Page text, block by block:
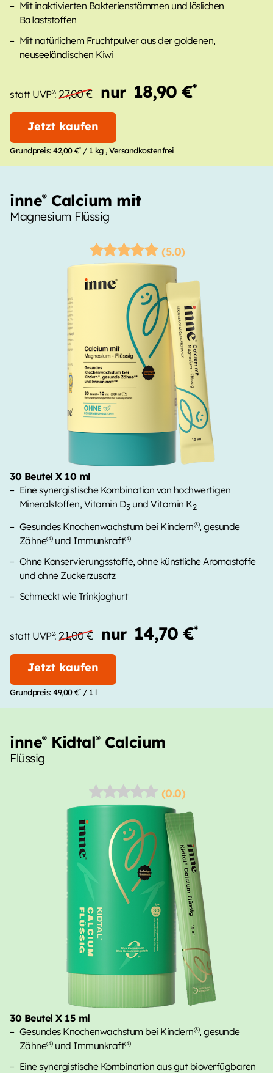
Mit inaktivierten Bakterienstämmen und löslichen
Ballaststoffen
Mit natürlichem Fruchtpulver aus der goldenen,
neuseeländischen Kiwi
statt UVP2: 27,00 € nur 18,90 €*
Jetzt kaufen
Grundpreis:42,00 €*/ 1 kg , Versandkostenfrei
inne®Calcium mit
Magnesium Flüssig
(5.0)
30 Beutel X 10 ml
Eine synergistische Kombination von hochwertigen
Mineralstoffen, Vitamin D3 und Vitamin K2
Gesundes Knochenwachstum bei Kindern(3), gesunde
Zähne(4)und Immunkraft(4)
Ohne Konservierungsstoffe, ohne künstliche Aromastoffe
und ohne Zuckerzusatz
Schmeckt wie Trinkjoghurt
statt UVP2: 21,00 € nur 14,70 €*
Jetzt kaufen
Grundpreis:49,00 €*/ 1 l
inne®Kidtal®Calcium
Flüssig
(0.0)
30 Beutel X 15 ml
Gesundes Knochenwachstum bei Kindern(3), gesunde
Zähne(4)und Immunkraft(4)
Eine synergistische Kombination aus gut bioverfügbaren